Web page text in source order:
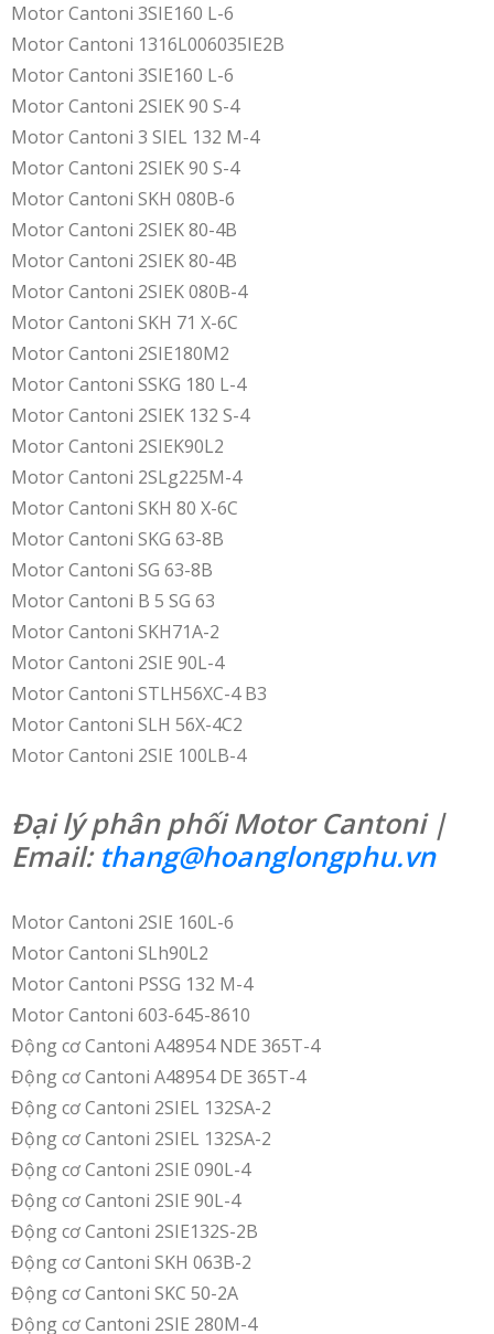
Motor Cantoni 3SIE160 L-6
Motor Cantoni 1316L006035IE2B
Motor Cantoni 3SIE160 L-6
Motor Cantoni 2SIEK 90 S-4
Motor Cantoni 3 SIEL 132 M-4
Motor Cantoni 2SIEK 90 S-4
Motor Cantoni SKH 080B-6
Motor Cantoni 2SIEK 80-4B
Motor Cantoni 2SIEK 80-4B
Motor Cantoni 2SIEK 080B-4
Motor Cantoni SKH 71 X-6C
Motor Cantoni 2SIE180M2
Motor Cantoni SSKG 180 L-4
Motor Cantoni 2SIEK 132 S-4
Motor Cantoni 2SIEK90L2
Motor Cantoni 2SLg225M-4
Motor Cantoni SKH 80 X-6C
Motor Cantoni SKG 63-8B
Motor Cantoni SG 63-8B
Motor Cantoni B 5 SG 63
Motor Cantoni SKH71A-2
Motor Cantoni 2SIE 90L-4
Motor Cantoni STLH56XC-4 B3
Motor Cantoni SLH 56X-4C2
Motor Cantoni 2SIE 100LB-4
Đại lý phân phối Motor Cantoni |
Email: thang@hoanglongphu.vn
Motor Cantoni 2SIE 160L-6
Motor Cantoni SLh90L2
Motor Cantoni PSSG 132 M-4
Motor Cantoni 603-645-8610
Động cơ Cantoni A48954 NDE 365T-4
Động cơ Cantoni A48954 DE 365T-4
Động cơ Cantoni 2SIEL 132SA-2
Động cơ Cantoni 2SIEL 132SA-2
Động cơ Cantoni 2SIE 090L-4
Động cơ Cantoni 2SIE 90L-4
Động cơ Cantoni 2SIE132S-2B
Động cơ Cantoni SKH 063B-2
Động cơ Cantoni SKC 50-2A
Động cơ Cantoni 2SIE 280M-4